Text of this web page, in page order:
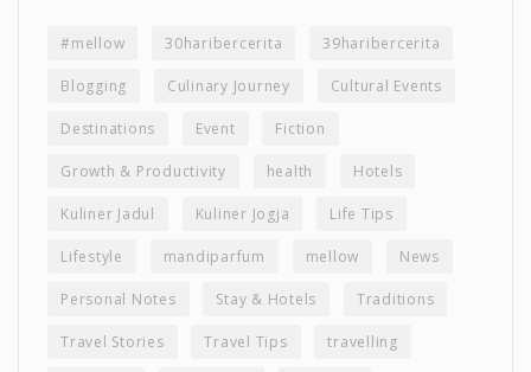
#mellow 30haribercerita 39haribercerita
Blogging Culinary Journey Cultural Events
Destinations Event Fiction
Growth & Productivity health Hotels
Kuliner Jadul Kuliner Jogja Life Tips
Lifestyle mandiparfum mellow News
Personal Notes Stay & Hotels Traditions
Travel Stories Travel Tips travelling